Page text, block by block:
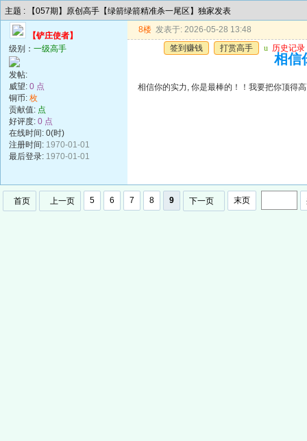
主题 : 【057期】原创高手【绿箭绿箭精准杀一尾区】独家发表
【铲庄使者】
级别： 一级高手
发帖:
威望: 0 点
铜币: 枚
贡献值: 点
好评度: 0 点
在线时间: 0(时)
注册时间: 1970-01-01
最后登录: 1970-01-01
8楼 发表于: 2026-05-28 13:48
签到赚钱
打赏高手 u 历史记录
相信
相信你的实力, 你是最棒的！！我要把你顶得
首页 上一页 5 6 7 8 9 下一页 末页